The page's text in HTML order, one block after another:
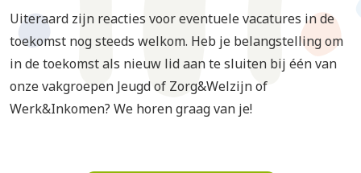
Uiteraard zijn reacties voor eventuele vacatures in de
toekomst nog steeds welkom. Heb je belangstelling om
in de toekomst als nieuw lid aan te sluiten bij één van
onze vakgroepen Jeugd of Zorg&Welzijn of
Werk&Inkomen? We horen graag van je!